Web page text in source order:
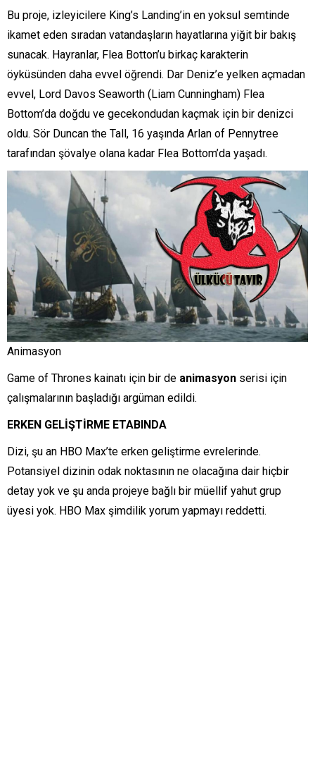
Bu proje, izleyicilere King’s Landing’in en yoksul semtinde
ikamet eden sıradan vatandaşların hayatlarına yiğit bir bakış
sunacak. Hayranlar, Flea Botton’u birkaç karakterin
öyküsünden daha evvel öğrendi. Dar Deniz’e yelken açmadan
evvel, Lord Davos Seaworth (Liam Cunningham) Flea
Bottom’da doğdu ve gecekondudan kaçmak için bir denizci
oldu. Sör Duncan the Tall, 16 yaşında Arlan of Pennytree
tarafından şövalye olana kadar Flea Bottom’da yaşadı.
Animasyon
Game of Thrones kainatı için bir de animasyon serisi için
çalışmalarının başladığı argüman edildi.
ERKEN GELİŞTİRME ETABINDA
Dizi, şu an HBO Max’te erken geliştirme evrelerinde.
Potansiyel dizinin odak noktasının ne olacağına dair hiçbir
detay yok ve şu anda projeye bağlı bir müellif yahut grup
üyesi yok. HBO Max şimdilik yorum yapmayı reddetti.